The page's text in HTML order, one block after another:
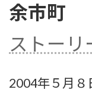
余市町
ストーリ
2004年５月８